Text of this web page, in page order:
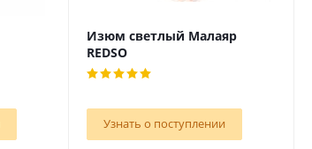
Изюм светлый Малаяр
REDSO
Узнать о поступлении